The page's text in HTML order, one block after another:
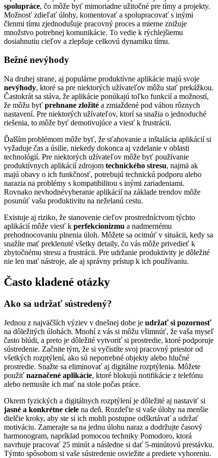
spolupráce, čo môže byť mimoriadne užitočné pre tímy a projekty.
Možnosť zdieľať úlohy, komentovať a spolupracovať s inými
členmi tímu zjednodušuje pracovný proces a mierne znižuje
množstvo potrebnej komunikácie. To vedie k rýchlejšiemu
dosiahnutiu cieľov a zlepšuje celkovú dynamiku tímu.
Bežné nevýhody
Na druhej strane, aj populárne produktívne aplikácie majú svoje
nevýhody, ktoré sa pre niektorých užívateľov môžu stať prekážkou.
Častokrát sa stáva, že aplikácie ponúkajú toľko funkcií a možností,
že môžu byť prehnane zložité a zmiaždené pod váhou rôznych
nastavení. Pre niektorých užívateľov, ktorí sa snažia o jednoduché
riešenia, to môže byť demotivujúce a viesť k frustrácii.
Ďalším problémom môže byť, že sťahovanie a inštalácia aplikácií si
vyžaduje čas a úsilie, niekedy dokonca aj vzdelanie v oblasti
technológií. Pre niektorých užívateľov môže byť používanie
produktívnych aplikácií zdrojom technického stresu, najmä ak
majú obavy o ich funkčnosť, potrebujú technickú podporu alebo
narazia na problémy s kompatibilitou s inými zariadeniami.
Rovnako nevhodnévyberanie aplikácií na základe trendov môže
posunúť vašu produktivitu na neželanú cestu.
Existuje aj riziko, že stanovenie cieľov prostredníctvom týchto
aplikácií môže viesť k perfekcionizmu a nadmernému
prehodnocovaniu plnenia úloh. Môžete sa ocitnúť v situácii, kedy sa
snažíte mať preklenuté všetky detaily, čo vás môže privedieť k
zbytočnému stresu a frustrácii. Pre udržanie produktivity je dôležité
nie len mať nástroje, ale aj správny prístup k ich používaniu.
Často kladené otázky
Ako sa udržať sústredený?
Jednou z najväčších výziev v dnešnej dobe je udržať si pozornosť
na dôležitých úlohách. Mnohí z vás si môžu všimnúť, že vaša myseľ
často blúdi, a preto je dôležité vytvoriť si prostredie, ktoré podporuje
sústredenie. Začnite tým, že si vyčistíte svoj pracovný priestor od
všetkých rozptýlení, ako sú nepotrebné objekty alebo hlučné
prostredie. Snažte sa eliminovať aj digitálne rozptýlenia. Môžete
použiť naznačené aplikácie, ktoré blokujú notifikácie z telefónu
alebo nemusíte ich mať na stole počas práce.
Okrem fyzických a digitálnych rozptýlení je dôležité aj nastaviť si
jasné a konkrétne ciele na deň. Rozdeľte si vaše úlohy na menšie
dielčie kroky, aby ste si ich mohli postupne odškrtávať a udržať
motiváciu. Zamerajte sa na jednu úlohu naraz a dodržujte časový
harmonogram, napríklad pomocou techniky Pomodoro, ktorá
navrhuje pracovať 25 minút a následne si dať 5-minútovú prestávku.
Týmto spôsobom si vaše sústredenie osviežite a prediete vyhoreniu.